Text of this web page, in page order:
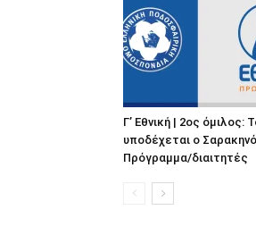
Γ’ Εθνική | 2ος όμιλος:
υποδέχεται ο
Πρόγραμμα/διαιτητές